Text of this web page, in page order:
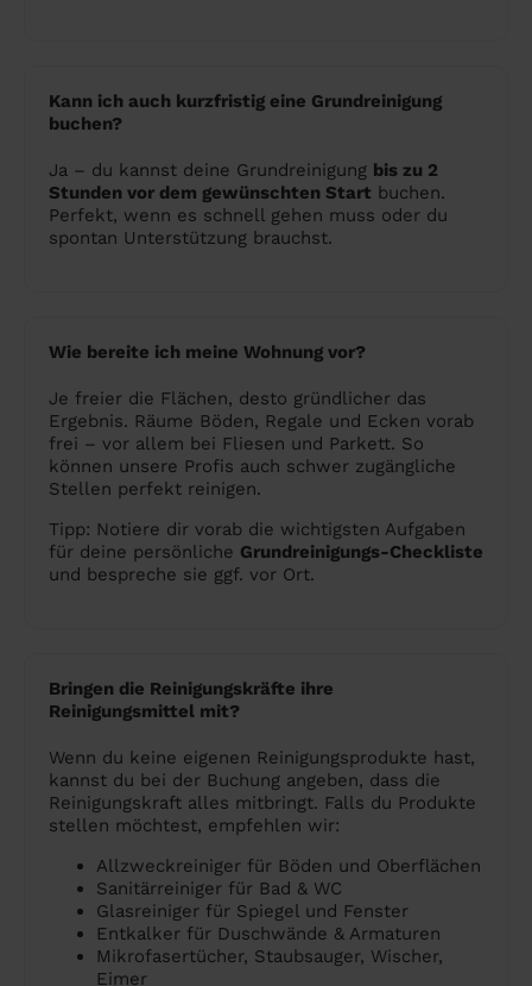
Kann ich auch kurzfristig eine Grundreinigung
buchen?
Ja – du kannst deine Grundreinigung bis zu 2
Stunden vor dem gewünschten Start buchen.
Perfekt, wenn es schnell gehen muss oder du
spontan Unterstützung brauchst.
Wie bereite ich meine Wohnung vor?
Je freier die Flächen, desto gründlicher das
Ergebnis. Räume Böden, Regale und Ecken vorab
frei – vor allem bei Fliesen und Parkett. So
können unsere Profis auch schwer zugängliche
Stellen perfekt reinigen.
Tipp: Notiere dir vorab die wichtigsten Aufgaben
für deine persönliche Grundreinigungs-Checkliste
und bespreche sie ggf. vor Ort.
Bringen die Reinigungskräfte ihre
Reinigungsmittel mit?
Wenn du keine eigenen Reinigungsprodukte hast,
kannst du bei der Buchung angeben, dass die
Reinigungskraft alles mitbringt. Falls du Produkte
stellen möchtest, empfehlen wir:
Allzweckreiniger für Böden und Oberflächen
Sanitärreiniger für Bad & WC
Glasreiniger für Spiegel und Fenster
Entkalker für Duschwände & Armaturen
Mikrofasertücher, Staubsauger, Wischer,
Eimer